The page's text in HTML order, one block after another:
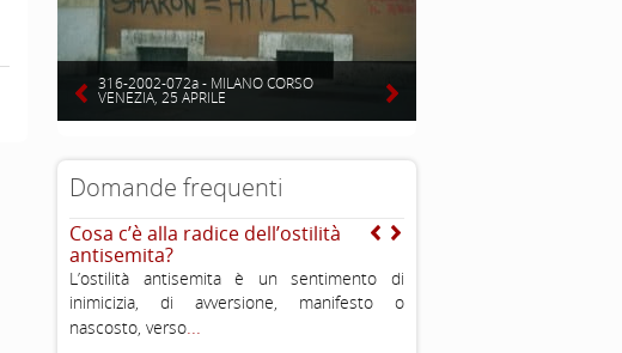
316-2002-072a - MILANO CORSO
VENEZIA, 25 APRILE
Domande frequenti
Cosa c’è alla radice dell’ostilità
antisemita?
L’ostilità antisemita è un sentimento di
inimicizia, di avversione, manifesto o
nascosto, verso...